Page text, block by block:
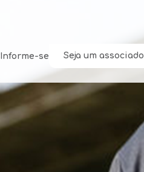
Informe-se Seja um associado